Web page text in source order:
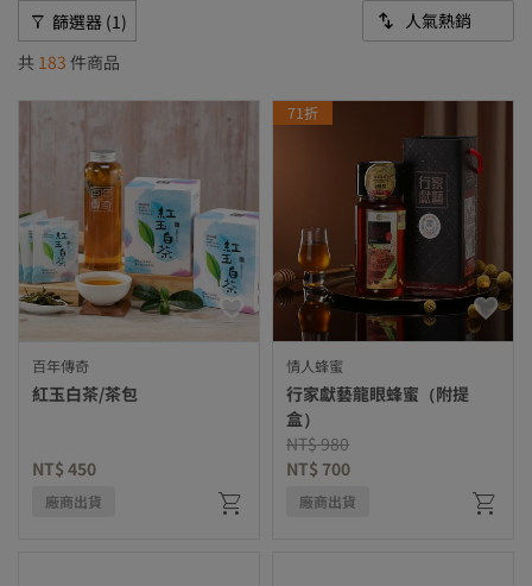
共 183 件商品
篩選器 (1)
百年傳奇
紅玉白茶/茶包
NT$ 450
廠商出貨
情人蜂蜜
71折
行家獻藝龍眼蜂蜜（附提
盒）
Price reduced from
NT$ 980to
NT$ 700
廠商出貨